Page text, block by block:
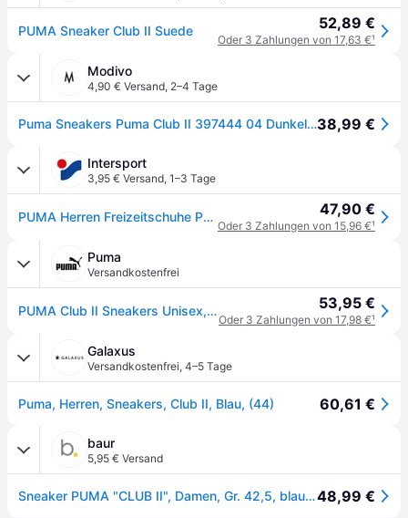
PUMA Sneaker Club II Suede 52,89 €
Oder 3 Zahlungen von 17,63 €¹
Modivo
4,90 € Versand, 2–4 Tage
Puma Sneakers Puma Club II 397444 04 Dunkelblau38,99 €
Intersport
3,95 € Versand, 1–3 Tage
PUMA Herren Freizeitschuhe Puma Club II 47,90 €
Oder 3 Zahlungen von 15,96 €¹
Puma
Versandkostenfrei
PUMA Club II Sneakers Unisex, Schuhe, Blau, 44 53,95 €
Oder 3 Zahlungen von 17,98 €¹
Galaxus
Versandkostenfrei, 4–5 Tage
Puma, Herren, Sneakers, Club II, Blau, (44) 60,61 €
baur
5,95 € Versand
Sneaker PUMA "CLUB II", Damen, Gr. 42,5, blau (puma navy, puma weiß, puma gold), Leder, unifarben, Schuhe Sneaker, aus Leder, mit Schnürverschluss, mit profiliertem Laufsohlenprofil48,99 €